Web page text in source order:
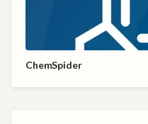
ChemSpider